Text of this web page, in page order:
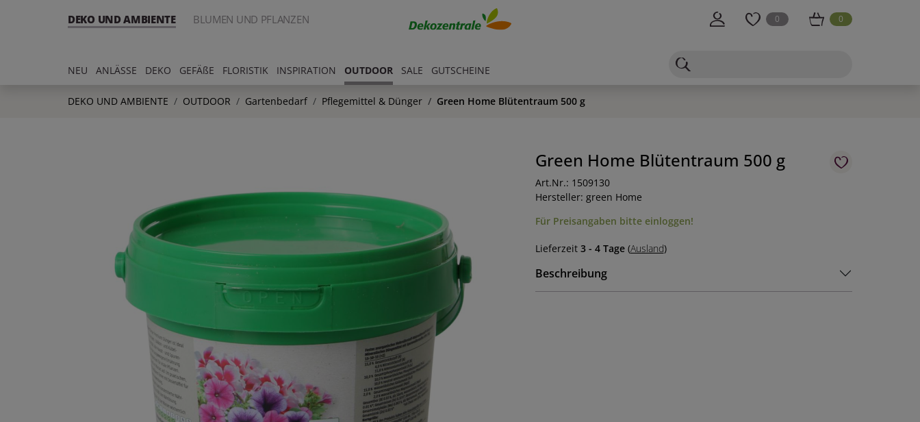
DEKO UND AMBIENTE BLUMEN UND PFLANZEN 0 0
NEU ANLÄSSE DEKO GEFÄßE FLORISTIK INSPIRATION OUTDOOR SALE GUTSCHEINE
DEKO UND AMBIENTE OUTDOOR Gartenbedarf Pflegemittel & Dünger Green Home Blütentraum 500 g
Green Home Blütentraum 500 g
Art.Nr.: 1509130
Hersteller: green Home
Für Preisangaben bitte einloggen!
Lieferzeit 3 - 4 Tage(Ausland)
Beschreibung